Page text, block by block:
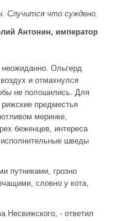
Случится что суждено.
Антонин, император
неожиданно. Ольгерд
и отмахнулся
не полошились. Для
предместья
меринке,
беженцев, интереса
шведы
путниками, грозно
словно у кота,
Несвижского, - ответил